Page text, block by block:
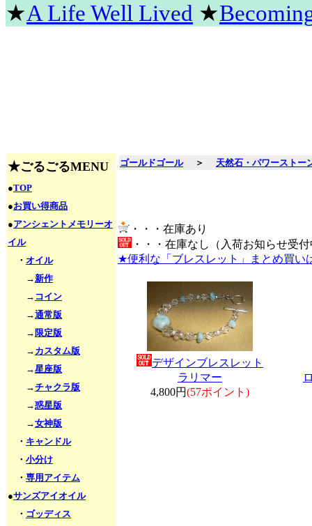
★A Life Well Lived ★
★ごるごるMENU
●TOP
●お買い得商品
●アンシェントメモリーオ
イル
・ オイル
→新作
→ コイン
→通常版
→ 限定版
→ カスタム版
→星座版
→チャクラ版
→惑星版
→女神版
・ キャンドル
・ 小分け
・ 専用アイテム
●サンズアイオイル
・ ゴッディス
ゴールドゴール ＞ 天然石・パワーストー
・・・在庫あり
・・・在庫なし（入荷お知らせ受
★便利な「ブレスレット」まとめ買い
デザインブレスレット
ラリマー
4,800円(57ポイント)